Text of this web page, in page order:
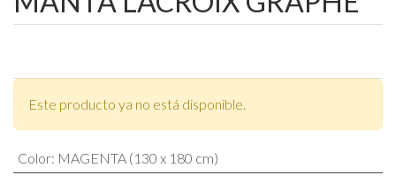
Este producto ya no está disponible.
Color: MAGENTA (130 x 180 cm)